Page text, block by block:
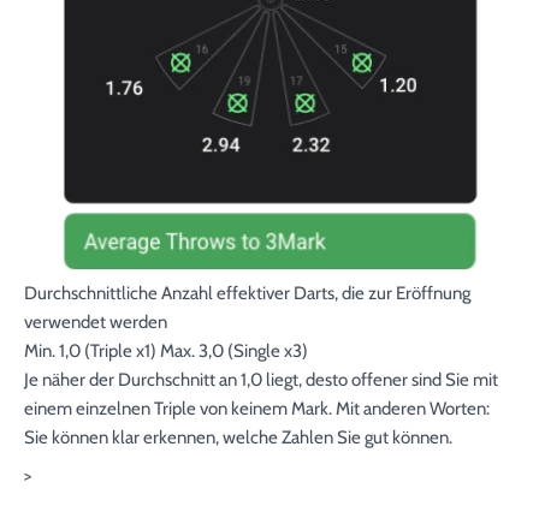
Durchschnittliche Anzahl effektiver Darts, die zur Eröffnung
verwendet werden
Min. 1,0 (Triple x1) Max. 3,0 (Single x3)
Je näher der Durchschnitt an 1,0 liegt, desto offener sind Sie mit
einem einzelnen Triple von keinem Mark. Mit anderen Worten:
Sie können klar erkennen, welche Zahlen Sie gut können.
>